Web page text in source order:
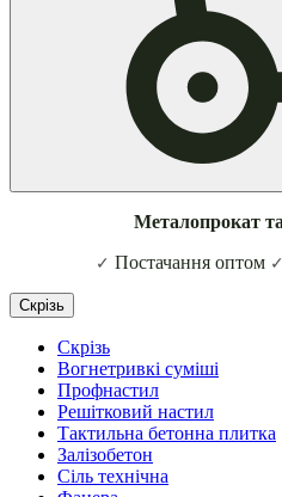
Металопрокат
✓ Постачання оптом ✓
Скрізь
Скрізь
Вогнетривкі суміші
Профнастил
Решітковий настил
Тактильна бетонна плитка
Залізобетон
Сіль технічна